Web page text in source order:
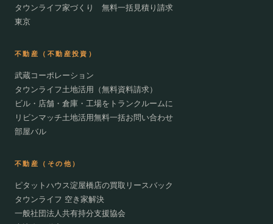
タウンライフ家づくり 無料一括見積り請求
東京
不動産（不動産投資）
武蔵コーポレーション
タウンライフ土地活用（無料資料請求）
ビル・店舗・倉庫・工場をトランクルームに
リビンマッチ土地活用無料一括お問い合わせ
部屋バル
不動産（その他）
ピタットハウス淀屋橋店の買取リースバック
タウンライフ 空き家解決
一般社団法人共有持分支援協会